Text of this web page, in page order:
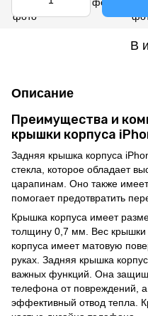
В
Описание
Преимущества и
крышки корпуса
Задняя крышка корпуса
стекла, которое обладает
царапинам. Оно также
помогает предотвратить
Крышка корпуса имеет
толщину 0,7 мм. Вес крышки
корпуса имеет матовую
руках. Задняя крышка
важных функций. Она
телефона от повреждений,
эффективный отвод тепла.